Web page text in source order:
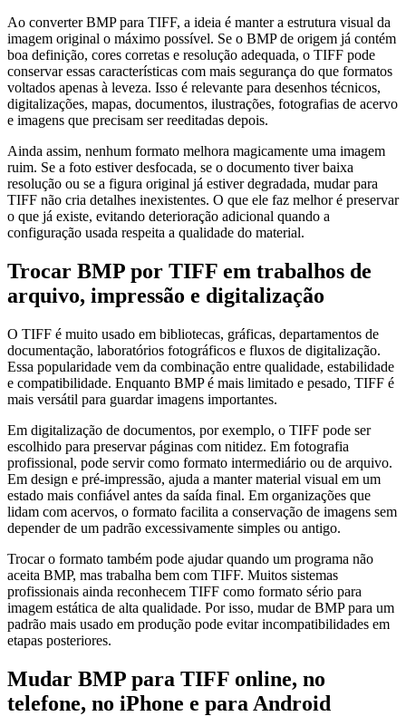
Ao converter BMP para TIFF, a ideia é manter a estrutura visual da
imagem original o máximo possível. Se o BMP de origem já contém
boa definição, cores corretas e resolução adequada, o TIFF pode
conservar essas características com mais segurança do que formatos
voltados apenas à leveza. Isso é relevante para desenhos técnicos,
digitalizações, mapas, documentos, ilustrações, fotografias de acervo
e imagens que precisam ser reeditadas depois.
Ainda assim, nenhum formato melhora magicamente uma imagem
ruim. Se a foto estiver desfocada, se o documento tiver baixa
resolução ou se a figura original já estiver degradada, mudar para
TIFF não cria detalhes inexistentes. O que ele faz melhor é preservar
o que já existe, evitando deterioração adicional quando a
configuração usada respeita a qualidade do material.
Trocar BMP por TIFF em trabalhos de
arquivo, impressão e digitalização
O TIFF é muito usado em bibliotecas, gráficas, departamentos de
documentação, laboratórios fotográficos e fluxos de digitalização.
Essa popularidade vem da combinação entre qualidade, estabilidade
e compatibilidade. Enquanto BMP é mais limitado e pesado, TIFF é
mais versátil para guardar imagens importantes.
Em digitalização de documentos, por exemplo, o TIFF pode ser
escolhido para preservar páginas com nitidez. Em fotografia
profissional, pode servir como formato intermediário ou de arquivo.
Em design e pré-impressão, ajuda a manter material visual em um
estado mais confiável antes da saída final. Em organizações que
lidam com acervos, o formato facilita a conservação de imagens sem
depender de um padrão excessivamente simples ou antigo.
Trocar o formato também pode ajudar quando um programa não
aceita BMP, mas trabalha bem com TIFF. Muitos sistemas
profissionais ainda reconhecem TIFF como formato sério para
imagem estática de alta qualidade. Por isso, mudar de BMP para um
padrão mais usado em produção pode evitar incompatibilidades em
etapas posteriores.
Mudar BMP para TIFF online, no
telefone, no iPhone e para Android